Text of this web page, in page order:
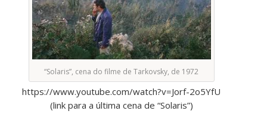
“Solaris”, cena do filme de Tarkovsky, de 1972
https://www.youtube.com/watch?v=Jorf-2o5YfU
(link para a última cena de “Solaris”)